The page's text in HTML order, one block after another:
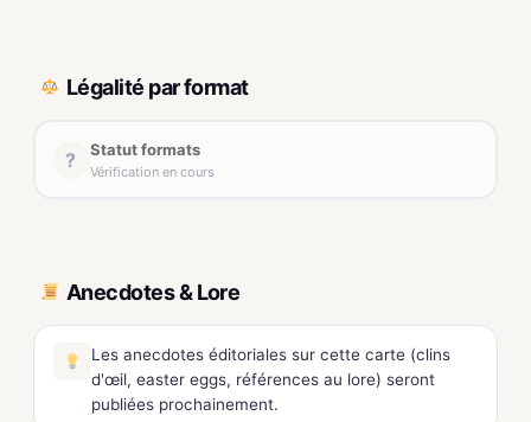
Légalité par format
? Statut formats
Vérification en cours
Anecdotes & Lore
Les anecdotes éditoriales sur cette carte (clins
d'œil, easter eggs, références au lore) seront
publiées prochainement.